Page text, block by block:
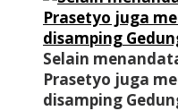
Selain
Prasetyo juga
disamping